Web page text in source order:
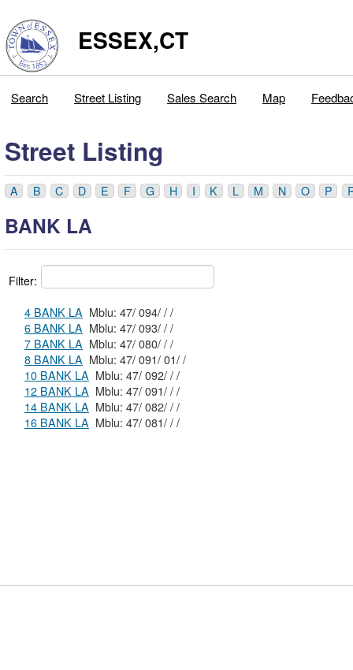
ESSEX,CT
Search Street Listing Sales Search Map
Street Listing
A B C D E F G H I K L M N O P
BANK LA
Filter:
4 BANK LA
Mblu: 47/ 094/ / /
6 BANK LA
Mblu: 47/ 093/ / /
7 BANK LA
Mblu: 47/ 080/ / /
8 BANK LA
Mblu: 47/ 091/ 01/ /
10 BANK LA
Mblu: 47/ 092/ / /
12 BANK LA
Mblu: 47/ 091/ / /
14 BANK LA
Mblu: 47/ 082/ / /
16 BANK LA
Mblu: 47/ 081/ / /